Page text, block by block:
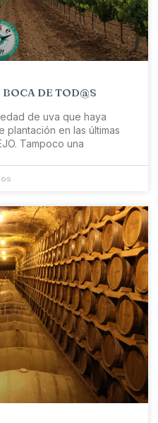
DE TOD@S
de uva que haya
plantación en las últimas
Tampoco una